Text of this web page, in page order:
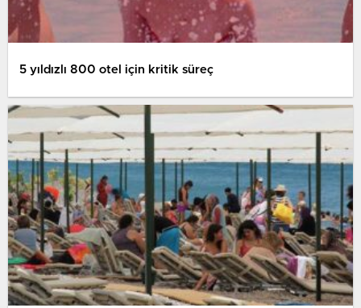
5 yıldızlı 800 otel için kritik süreç